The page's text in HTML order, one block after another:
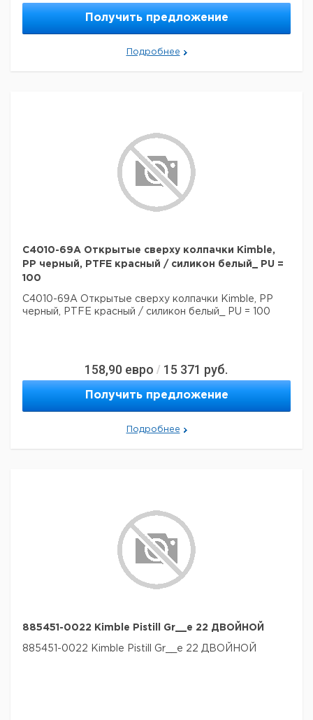
Получить предложение
Подробнее
C4010-69A Открытые сверху колпачки Kimble,
РР черный, PTFE красный / силикон белый_ PU =
100
C4010-69A Открытые сверху колпачки Kimble, РР
черный, PTFE красный / силикон белый_ PU = 100
158,90 евро / 15 371 руб.
Получить предложение
Подробнее
885451-0022 Kimble Pistill Gr__e 22 ДВОЙНОЙ
885451-0022 Kimble Pistill Gr__e 22 ДВОЙНОЙ